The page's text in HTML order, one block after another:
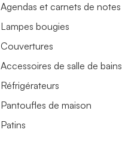
Agendas et carnets de notes
Lampes bougies
Couvertures
Accessoires de salle de bains
Réfrigérateurs
Pantoufles de maison
Patins